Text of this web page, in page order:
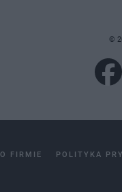
©
O FIRMIE POLITYKA